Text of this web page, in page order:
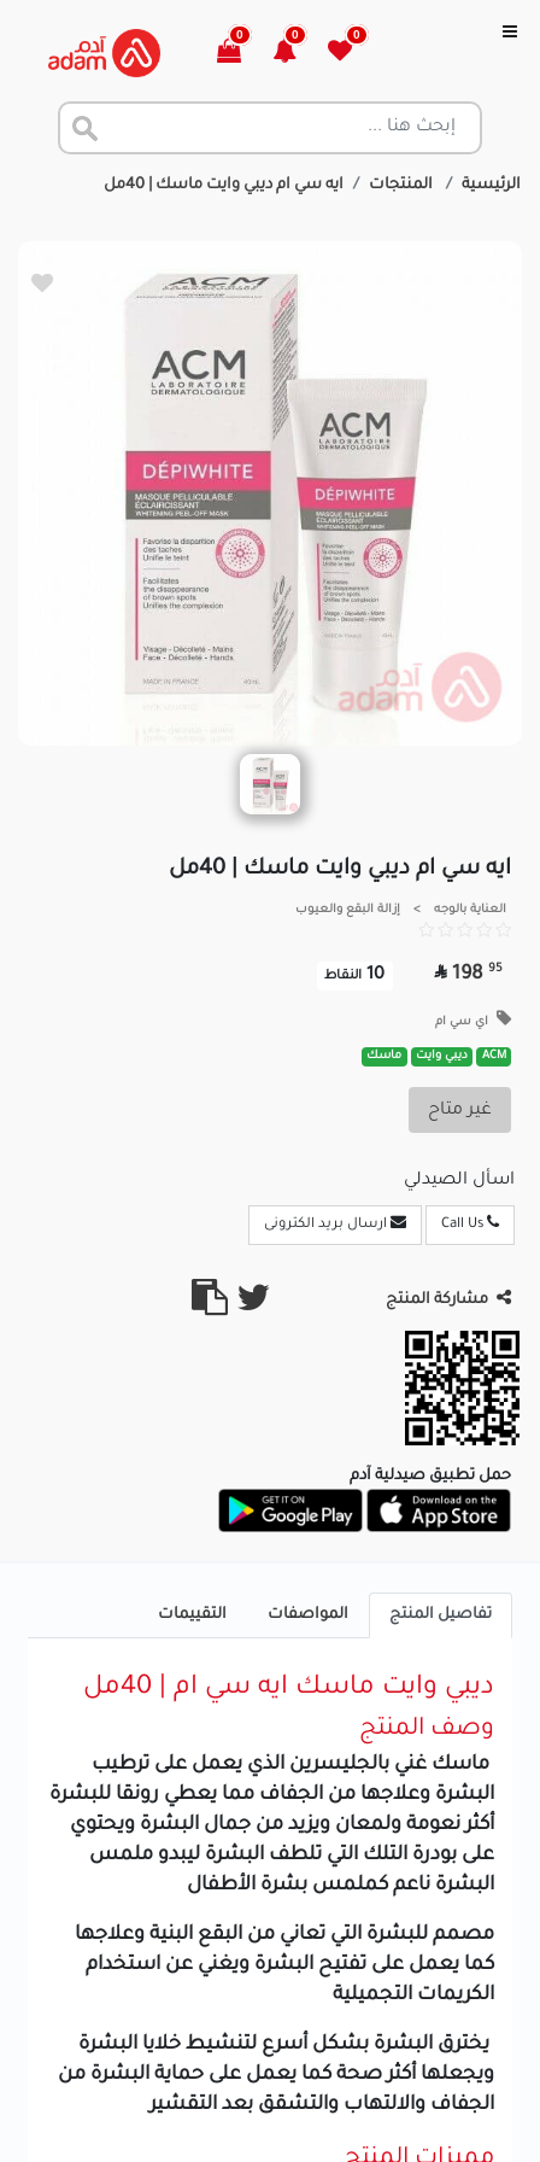
0
0
0
الرئيسية المنتجات ايه سي ام ديبي وايت ماسك | 40مل
ايه سي ام ديبي وايت ماسك | 40مل
العناية بالوجه > إزالة البقع والعيوب
95
198

10 النقاط
اي سي ام
ACM ديبي وايت ماسك
غير متاح
اسأل الصيدلي
ارسال بريد الكترونى
مشاركة المنتج
حمل تطبيق صيدلية آدم
تفاصيل المنتج المواصفات التقييمات
ديبي وايت ماسك ايه سي ام | 40مل
وصف المنتج
ماسك غني بالجليسرين الذي يعمل على ترطيب
البشرة وعلاجها من الجفاف مما يعطي رونقا للبشرة
أكثر نعومة ولمعان ويزيد من جمال البشرة ويحتوي
على بودرة التلك التي تلطف البشرة ليبدو ملمس
البشرة ناعم كملمس بشرة الأطفال
مصمم للبشرة التي تعاني من البقع البنية وعلاجها
كما يعمل على تفتيح البشرة ويغني عن استخدام
الكريمات التجميلية
يخترق البشرة بشكل أسرع لتنشيط خلايا البشرة
ويجعلها أكثر صحة كما يعمل على حماية البشرة من
الجفاف والالتهاب والتشقق بعد التقشير